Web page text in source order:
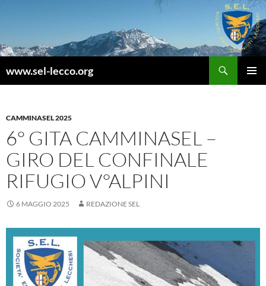
www.sel-lecco.org
CAMMINASEL 2025
6° GITA CAMMINASEL –
GIRO DEL CONFINALE
RIFUGIO V°ALPINI
6 MAGGIO 2025 REDAZIONE SEL